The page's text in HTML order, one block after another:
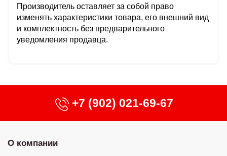
Производитель оставляет за собой право
изменять характеристики товара, его внешний вид
и комплектность без предварительного
уведомления продавца.
+7 (902) 021-69-67
О компании